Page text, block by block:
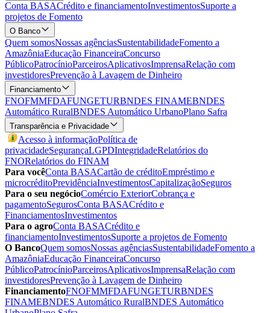
Conta BASACrédito e financiamentoInvestimentosSuporte a
projetos de Fomento
O Banco
Quem somosNossas agênciasSustentabilidadeFomento a
AmazôniaEducação FinanceiraConcurso
PúblicoPatrocínioParceirosAplicativosImprensaRelação com
investidoresPrevenção à Lavagem de Dinheiro
Financiamento
FNOFMMFDAFUNGETURBNDES FINAMEBNDES
Automático RuralBNDES Automático UrbanoPlano Safra
Transparência e Privacidade
Acesso à informaçãoPolítica de
privacidadeSegurançaLGPDIntegridadeRelatórios do
FNORelatórios do FINAM
Para vocêConta BASACartão de créditoEmpréstimo e
microcréditoPrevidênciaInvestimentosCapitalizaçãoSeguros
Para o seu negócioComércio ExteriorCobrança e
pagamentoSegurosConta BASACrédito e
FinanciamentosInvestimentos
Para o agroConta BASACrédito e
financiamentoInvestimentosSuporte a projetos de Fomento
O BancoQuem somosNossas agênciasSustentabilidadeFomento a
AmazôniaEducação FinanceiraConcurso
PúblicoPatrocínioParceirosAplicativosImprensaRelação com
investidoresPrevenção à Lavagem de Dinheiro
FinanciamentoFNOFMMFDAFUNGETURBNDES
FINAMEBNDES Automático RuralBNDES Automático